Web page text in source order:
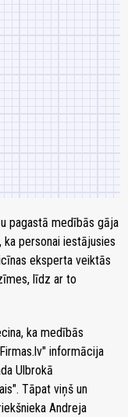
pagastā medībās gāja
personai iestājusies
eksperta veiktās
līdz ar to
ka medībās
informācija
Ulbrokā
Tāpat viņš un
Andreja